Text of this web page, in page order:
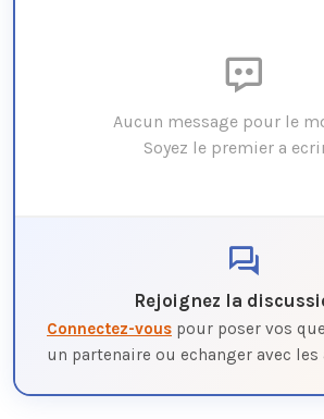
Aucun message pour le
Soyez le premier a
Rejoignez la
Connectez-vous pour poser vos
un partenaire ou echanger avec